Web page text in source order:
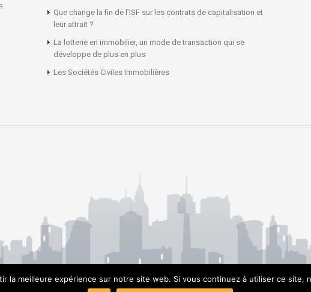
Que change la fin de l’ISF sur les contrats de capitalisation et
leur attrait ?
La lotterie en immobilier, un mode de transaction qui se
développe de plus en plus
Les Sociétés Civiles Immobilières
la meilleure expérience sur notre site web. Si vous continuez à utiliser ce site,